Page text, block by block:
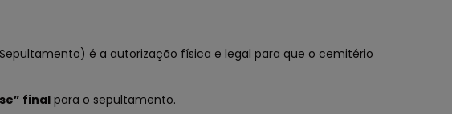
é a autorização física e legal para que o cemitério
final para o sepultamento.